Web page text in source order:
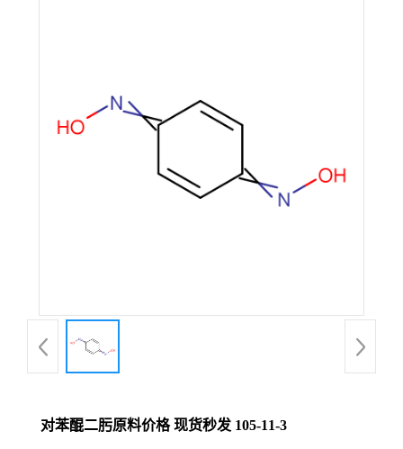
对苯醌二肟原料价格 现货秒发 105-11-3